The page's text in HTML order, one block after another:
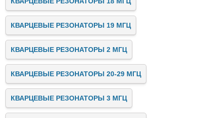
КВАРЦЕВЫЕ РЕЗОНАТОРЫ 19 МГЦ
КВАРЦЕВЫЕ РЕЗОНАТОРЫ 2 МГЦ
КВАРЦЕВЫЕ РЕЗОНАТОРЫ 20-29 МГЦ
КВАРЦЕВЫЕ РЕЗОНАТОРЫ 3 МГЦ